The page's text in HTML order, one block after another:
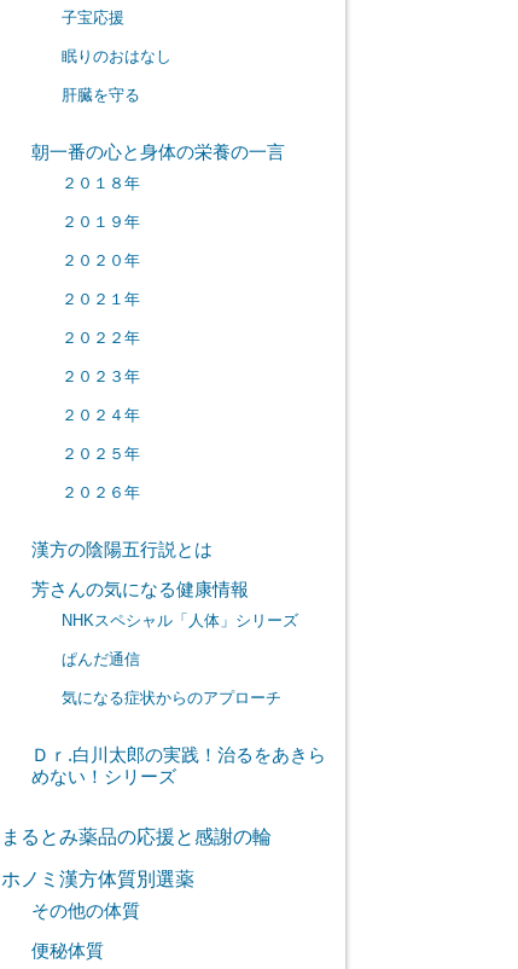
子宝応援
眠りのおはなし
肝臓を守る
朝一番の心と身体の栄養の一言
２０１８年
２０１９年
２０２０年
２０２１年
２０２２年
２０２３年
２０２４年
２０２５年
２０２６年
漢方の陰陽五行説とは
芳さんの気になる健康情報
NHKスペシャル「人体」シリーズ
ぱんだ通信
気になる症状からのアプローチ
Ｄｒ.白川太郎の実践！治るをあきら
めない！シリーズ
まるとみ薬品の応援と感謝の輪
ホノミ漢方体質別選薬
その他の体質
便秘体質